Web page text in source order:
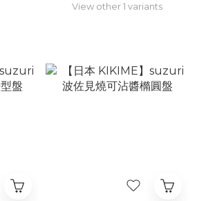
View other 1 variants